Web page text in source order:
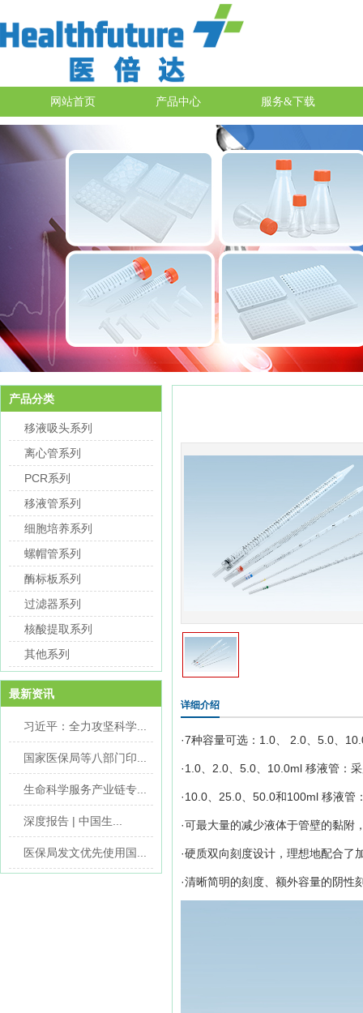
网站首页 产品中心 服务&下载
产品分类
移液吸头系列
离心管系列
PCR系列
移液管系列
细胞培养系列
螺帽管系列
酶标板系列
过滤器系列
核酸提取系列
其他系列
最新资讯
习近平：全力攻坚科学...
国家医保局等八部门印...
生命科学服务产业链专...
深度报告 | 中国生...
医保局发文优先使用国...
详细介绍
·7种容量可选：1.0、 2.0、5.0、
·1.0、2.0、5.0、10.0ml 移液管：
·10.0、25.0、50.0和100ml 移液管
·可最大量的减少液体于管壁的黏附
·硬质双向刻度设计，理想地配合了
·清晰简明的刻度、额外容量的阴性